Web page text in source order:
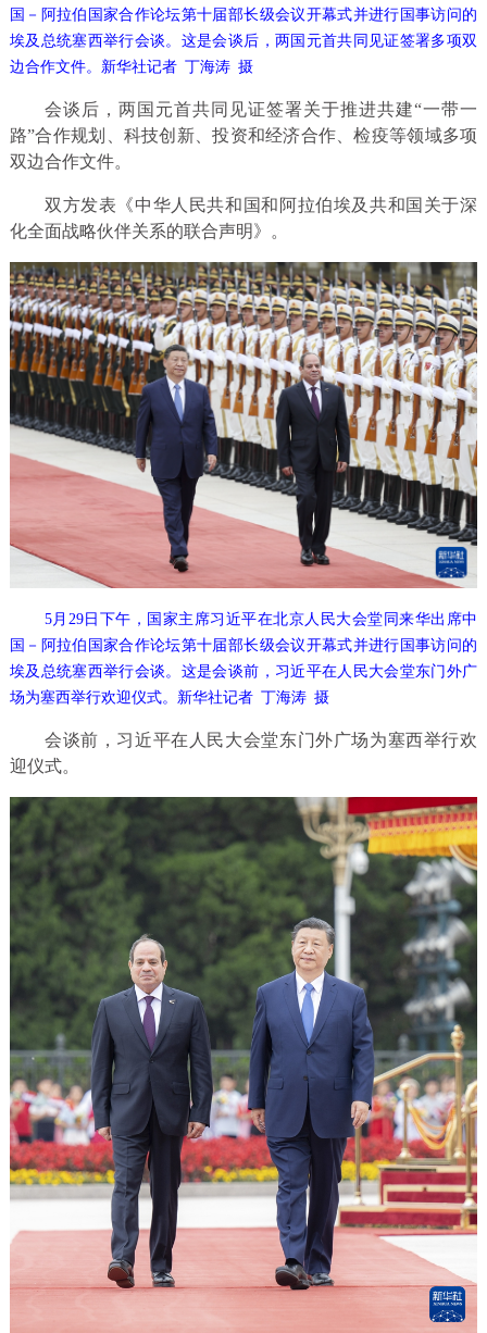
国－阿拉伯国家合作论坛第十届部长级会议开幕式并进行国事访问的
埃及总统塞西举行会谈。这是会谈后，两国元首共同见证签署多项双
边合作文件。新华社记者 丁海涛 摄
会谈后，两国元首共同见证签署关于推进共建“一带一
路”合作规划、科技创新、投资和经济合作、检疫等领域多项
双边合作文件。
双方发表《中华人民共和国和阿拉伯埃及共和国关于深
化全面战略伙伴关系的联合声明》。
5月29日下午，国家主席习近平在北京人民大会堂同来华出席中
国－阿拉伯国家合作论坛第十届部长级会议开幕式并进行国事访问的
埃及总统塞西举行会谈。这是会谈前，习近平在人民大会堂东门外广
场为塞西举行欢迎仪式。新华社记者 丁海涛 摄
会谈前，习近平在人民大会堂东门外广场为塞西举行欢
迎仪式。